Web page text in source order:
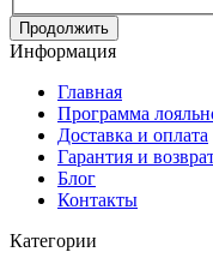
Продолжить
Информация
Главная
Программа
Доставка и оплата
Гарантия и
Блог
Контакты
Категории